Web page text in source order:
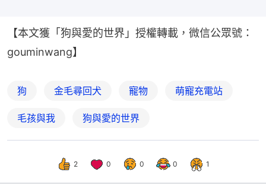
【本文獲「狗與愛的世界」授權轉載，微信公眾號：
gouminwang】
狗 金毛尋回犬 寵物 萌寵充電站
毛孩與我 狗與愛的世界
2 0 0 0 1